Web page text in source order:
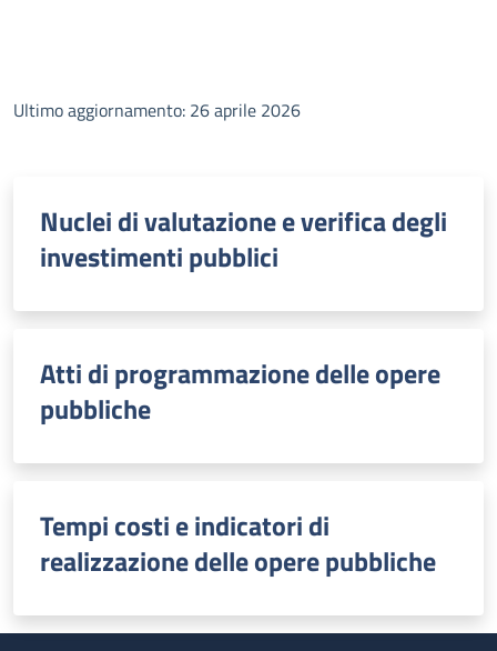
Ultimo aggiornamento: 26 aprile 2026
Nuclei di valutazione e verifica degli
investimenti pubblici
Atti di programmazione delle opere
pubbliche
Tempi costi e indicatori di
realizzazione delle opere pubbliche